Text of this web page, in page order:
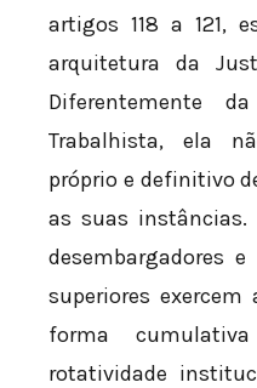
artigos 118 a 121,
arquitetura da
Diferentemente
Trabalhista, ela
próprio e definitivo
as suas instâncias.
desembargadores
superiores
forma
rotatividade